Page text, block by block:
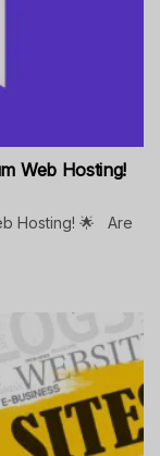
Web Hosting!
Hosting! 🌟 Are